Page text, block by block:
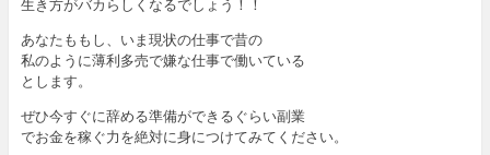
生き方がバカらしくなるでしょう！！
あなたももし、いま現状の仕事で昔の
私のように薄利多売で嫌な仕事で働いている
とします。
ぜひ今すぐに辞める準備ができるぐらい副業
でお金を稼ぐ力を絶対に身につけてみてください。